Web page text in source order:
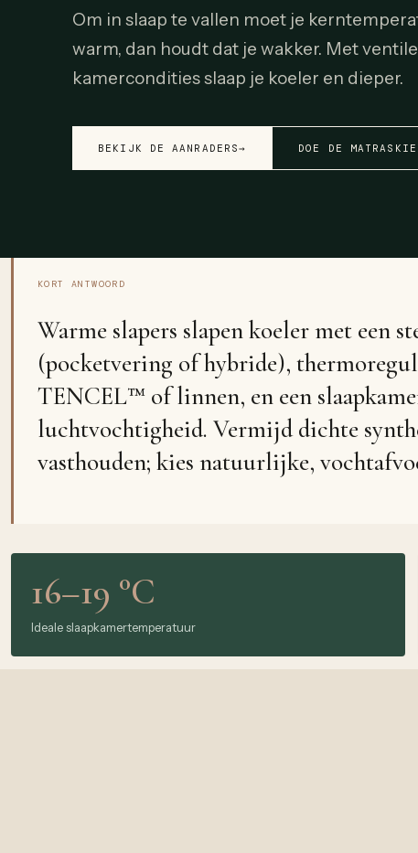
Om in slaap te vallen moet je
warm, dan houdt dat je wakker. Met
kamercondities slaap je koeler en dieper.
BEKIJK DE AANRADERS→ DOE DE
KORT ANTWOORD
Warme slapers slapen koeler met een
(pocketvering of hybride),
TENCEL™ of linnen, en een
luchtvochtigheid. Vermijd dichte
vasthouden; kies natuurlijke,
16–19 °C
Ideale slaapkamertemperatuur